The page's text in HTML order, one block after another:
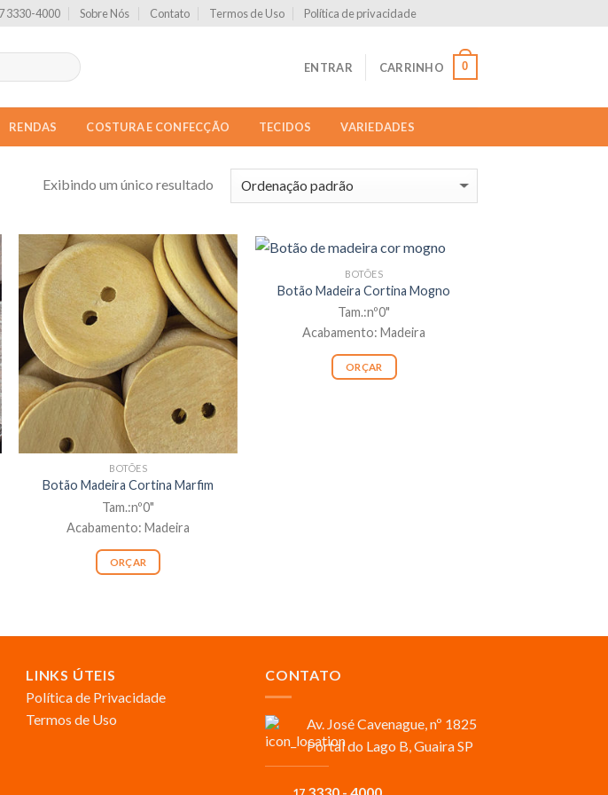
3330-4000 Sobre Nós Contato Termos de Uso Política de privacidade
ENTRAR CARRINHO 0
RENDAS COSTURA E CONFECÇÃO TECIDOS VARIEDADES
Exibindo um único resultado
BOTÕES
Botão Madeira Cortina Marfim
Tam.:nº0"
Acabamento: Madeira
ORÇAR
BOTÕES
Botão Madeira Cortina Mogno
Tam.:nº0"
Acabamento: Madeira
ORÇAR
LINKS ÚTEIS
Política de Privacidade
Termos de Uso
CONTATO
Av. José Cavenague, nº 1825
Portal do Lago B, Guaira SP